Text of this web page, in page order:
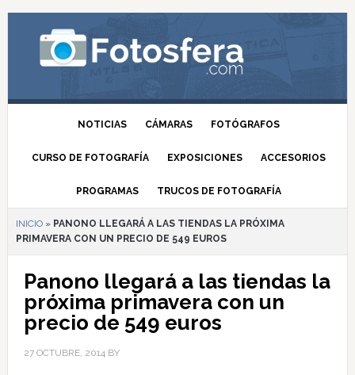
NOTICIAS CÁMARAS FOTÓGRAFOS
CURSO DE FOTOGRAFÍA EXPOSICIONES ACCESORIOS
PROGRAMAS TRUCOS DE FOTOGRAFÍA
INICIO» PANONO LLEGARÁ A LAS TIENDAS LA PRÓXIMA
PRIMAVERA CON UN PRECIO DE 549 EUROS
Panono llegará a las tiendas la
próxima primavera con un
precio de 549 euros
27 OCTUBRE, 2014BY